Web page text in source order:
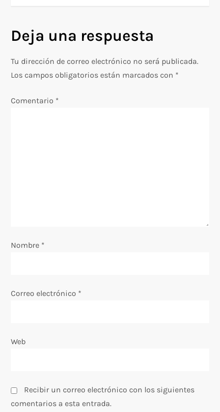
g
a
n
r
d
s
Deja una respuesta
Tu dirección de correo electrónico no será publicada.
Los campos obligatorios están marcados con *
Comentario *
Nombre *
Correo electrónico *
Web
Recibir un correo electrónico con los siguientes
comentarios a esta entrada.